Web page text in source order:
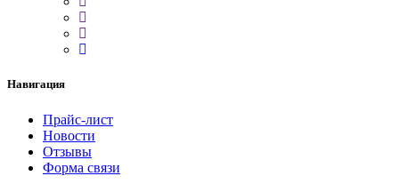
Навигация
Прайс-лист
Новости
Отзывы
Форма связи